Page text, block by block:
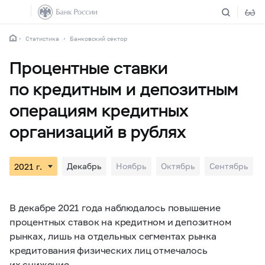
Статистика Банковский сектор
Процентные ставки
по кредитным и депозитным
операциям кредитных
организаций в рублях
Декабрь Ноябрь Октябрь Сентябрь
В декабре 2021 года наблюдалось повышение
процентных ставок на кредитном и депозитном
рынках, лишь на отдельных сегментах рынка
кредитования физических лиц отмечалось